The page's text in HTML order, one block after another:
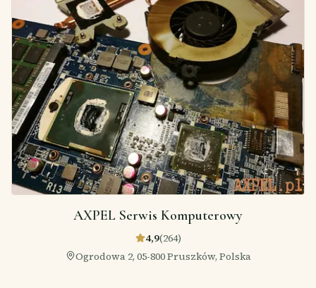
AXPEL Serwis Komputerowy
4,9(264)
Ogrodowa 2, 05-800 Pruszków, Polska